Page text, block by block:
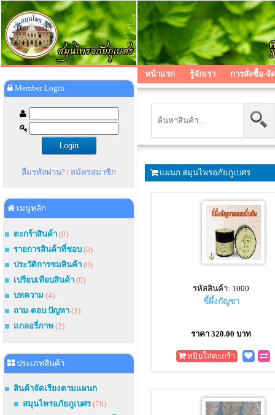
Member Login
ลืมรหัสผ่าน? | สมัครสมาชิก
เมนูหลัก
ตะกร้าสินค้า (0)
รายการสินค้าที่ชอบ (0)
ประวัติการชมสินค้า (0)
เปรียบเทียบสินค้า (0)
บทความ (4)
ถาม-ตอบ ปัญหา (3)
แกลอรี่ภาพ (2)
ประเภทสินค้า
สินค้าจัดเรียงตามแผนก
สมุนไพรอภัยภูเบศร(78)
หน้าแรก รู้จักเรา การสั่งซื้อ-จั
แผนก สมุนไพรอภัยภูเบศร
รหัสสินค้า: 1000
ขี้ผึ้งกัญชา
ราคา 320.00 บาท
หยิบใส่ตะกร้า